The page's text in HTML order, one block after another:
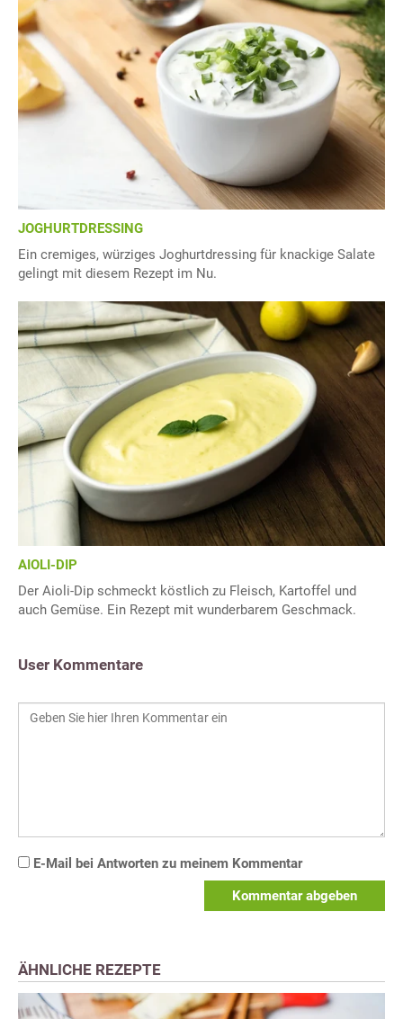
JOGHURTDRESSING
Ein cremiges, würziges Joghurtdressing für knackige Salate
gelingt mit diesem Rezept im Nu.
AIOLI-DIP
Der Aioli-Dip schmeckt köstlich zu Fleisch, Kartoffel und
auch Gemüse. Ein Rezept mit wunderbarem Geschmack.
User Kommentare
E-Mail bei Antworten zu meinem Kommentar
Kommentar abgeben
ÄHNLICHE REZEPTE